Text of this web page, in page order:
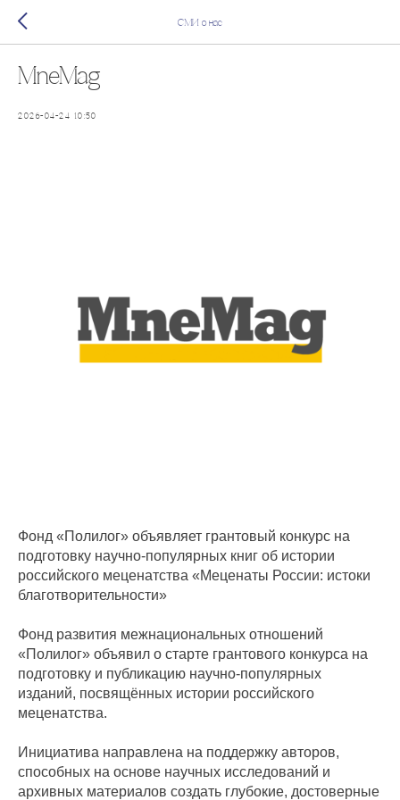
СМИ о нас
MneMag
2026-04-24 10:50
Фонд «Полилог» объявляет грантовый конкурс на
подготовку научно-популярных книг об истории
российского меценатства «Меценаты России: истоки
благотворительности»
Фонд развития межнациональных отношений
«Полилог» объявил о старте грантового конкурса на
подготовку и публикацию научно-популярных
изданий, посвящённых истории российского
меценатства.
Инициатива направлена на поддержку авторов,
способных на основе научных исследований и
архивных материалов создать глубокие, достоверные